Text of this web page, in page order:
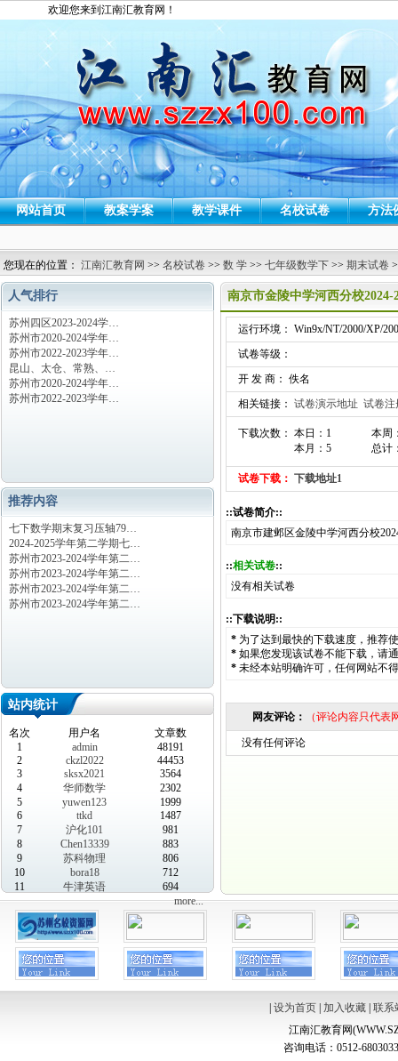
欢迎您来到江南汇教育网！
网站首页 教案学案 教学课件 名校试卷 方法
您现在的位置： 江南汇教育网 >> 名校试卷 >> 数 学 >> 七年级数学下 >> 期末试卷
人气排行
苏州四区2023-2024学…
苏州市2020-2024学年…
苏州市2022-2023学年…
昆山、太仓、常熟、…
苏州市2020-2024学年…
苏州市2022-2023学年…
推荐内容
七下数学期末复习压轴79…
2024-2025学年第二学期七…
苏州市2023-2024学年第二…
苏州市2023-2024学年第二…
苏州市2023-2024学年第二…
苏州市2023-2024学年第二…
站内统计
名次 用户名
文章数
1
admin
48191
2
ckzl2022
44453
3
sksx2021
3564
4
华师数学
2302
5
yuwen123
1999
6
ttkd
1487
7
沪化101
981
8
Chen13339
883
9
苏科物理
806
10
bora18
712
11
牛津英语
694
more...
南京市金陵中学河西分校
运行环境： Win9x/NT/2000/XP/
试卷等级：
开 发 商： 佚名
相关链接： 试卷演示地址 试卷注
下载次数： 本日：1
本月：5
本周
总计
试卷下载： 下载地址1
::试卷简介::
南京市建邺区金陵中学河西分校
::相关试卷::
没有相关试卷
::下载说明::
* 为了达到最快的下载速度，推荐
* 如果您发现该试卷不能下载，请
* 未经本站明确许可，任何网站不
网友评论： （评论内容只代
没有任何评论
设为首页| 加入收藏| 联系
江南汇教育网
咨询电话：0512-